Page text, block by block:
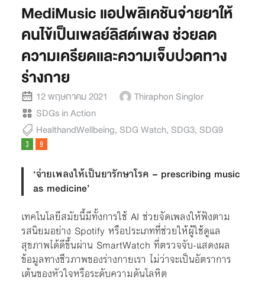
MediMusic แอปพลิเคชันจ่ายยาให้
คนไข้เป็นเพลย์ลิสต์เพลง ช่วยลด
ความเครียดและความเจ็บปวดทาง
ร่างกาย
12 พฤษภาคม 2021
Thiraphon Singlor
SDGs in Action
HealthandWellbeing, SDG Watch, SDG3, SDG9
‘จ่ายเพลงให้เป็นยารักษาโรค – prescribing music
as medicine’
เทคโนโลยีสมัยนี้มีทั้งการใช้ AI ช่วยจัดเพลงให้ฟังตาม
รสนิยมอย่าง Spotify หรือประเภทที่ช่วยให้ผู้ใช้ดูแล
สุขภาพได้ดีขึ้นผ่าน SmartWatch ที่ตรวจจับ-แสดงผล
ข้อมูลทางชีวภาพของร่างกายเรา ไม่ว่าจะเป็นอัตราการ
เต้นของหัวใจหรือระดับความดันโลหิต